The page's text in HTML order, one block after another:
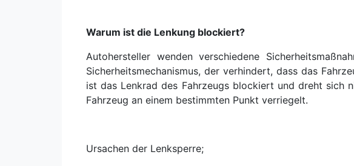
Warum ist die Lenkung blockiert?
Autohersteller wenden verschiedene
Sicherheitsmechanismus, der verhindert, dass das
ist das Lenkrad des Fahrzeugs blockiert und dreht sich
Fahrzeug an einem bestimmten Punkt verriegelt.
Ursachen der Lenksperre;